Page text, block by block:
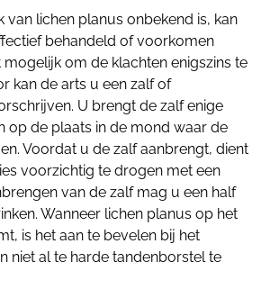
van lichen planus onbekend is, kan
behandeld of voorkomen
mogelijk om de klachten enigszins te
kan de arts u een zalf of
U brengt de zalf enige
op de plaats in de mond waar de
Voordat u de zalf aanbrengt, dient
voorzichtig te drogen met een
van de zalf mag u een half
Wanneer lichen planus op het
is het aan te bevelen bij het
niet al te harde tandenborstel te